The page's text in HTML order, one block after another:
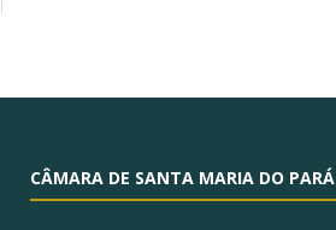
CÂMARA DE SANTA MARIA DO PARÁ